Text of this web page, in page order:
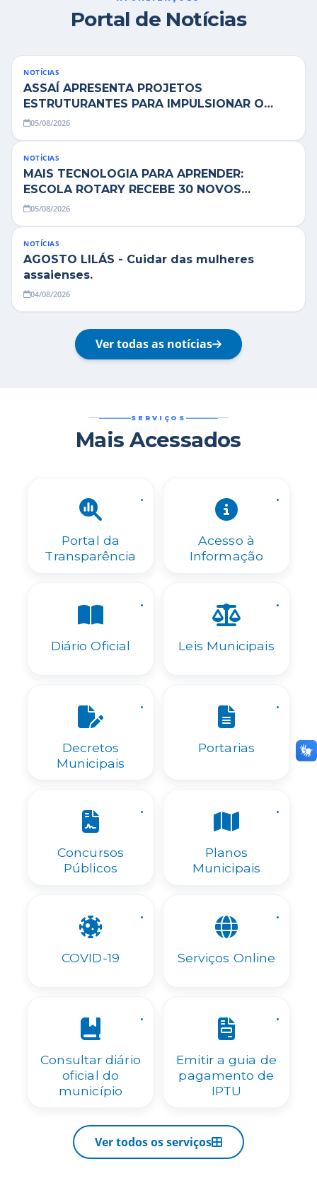
Transparência e Atos
CLIMA AGORA
Chuva
Portal de Notícias
NOTÍCIAS
ASSAÍ APRESENTA PROJETOS
ESTRUTURANTES PARA IMPULSIONAR O
DESENVOLVIMENTO DA CIDADE.
05/08/2026
NOTÍCIAS
MAIS TECNOLOGIA PARA APRENDER:
ESCOLA ROTARY RECEBE 30 NOVOS
CHROMEBOOKS
05/08/2026
NOTÍCIAS
AGOSTO LILÁS - Cuidar das mulheres
assaienses.
04/08/2026
Ver todas as notícias
SERVIÇOS
Mais Acessados
.
Portal da
Transparência
.
Acesso à
Informação
.
Diário Oficial
.
Leis Municipais
.
Decretos
Municipais
.
Portarias
.
Concursos
Públicos
.
Planos
Municipais
.
COVID-19
.
Serviços Online
.
Consultar diário
oficial do
município
.
Emitir a guia de
pagamento de
IPTU
Ver todos os serviços